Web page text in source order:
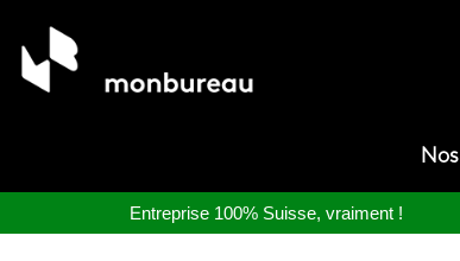
Entreprise 100% Suisse, vraiment !